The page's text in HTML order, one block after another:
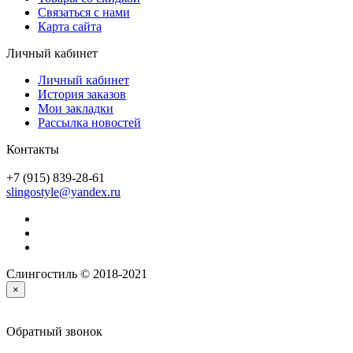
Связаться с нами
Карта сайта
Личный кабинет
Личный кабинет
История заказов
Мои закладки
Рассылка новостей
Контакты
+7 (915) 839-28-61
slingostyle@yandex.ru
Слингостиль © 2018-2021
×
Обратный звонок